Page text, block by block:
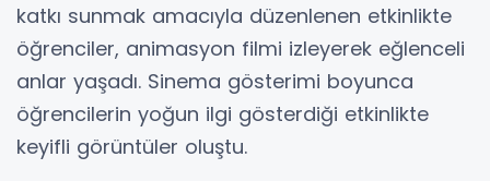
katkı sunmak amacıyla düzenlenen etkinlikte
öğrenciler, animasyon filmi izleyerek eğlenceli
anlar yaşadı. Sinema gösterimi boyunca
öğrencilerin yoğun ilgi gösterdiği etkinlikte
keyifli görüntüler oluştu.